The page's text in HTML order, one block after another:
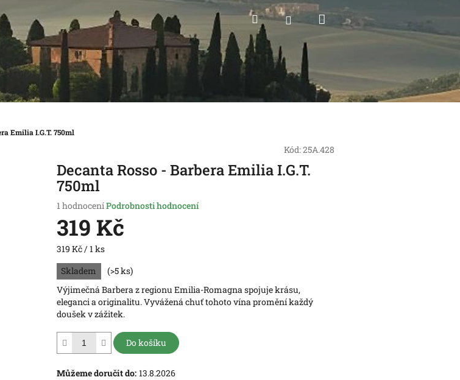
HledatPřihlášeníNákupní
Emilia I.G.T. 750ml
Kód:25A.428
Decanta Rosso - Barbera Emilia I.G.T.
750ml
Průměrné
hodnocení
produktu
5,0
z
5
hvězdiček.
1 hodnoceníPodrobnosti hodnocení
319 Kč
Měrná
cena:
319 Kč / 1 ks
Skladem
(>5 ks)
Výjimečná Barbera z regionu Emilia-Romagna spojuje krásu,
eleganci a originalitu. Vyvážená chuť tohoto vína promění každý
doušek v zážitek.
Do košíku
Můžeme doručit do: 13.8.2026